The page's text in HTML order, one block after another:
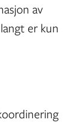
av
er kun